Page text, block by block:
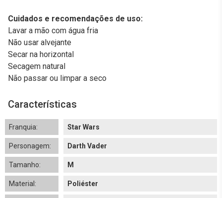
Cuidados e recomendações de uso:
Lavar a mão com água fria
Não usar alvejante
Secar na horizontal
Secagem natural
Não passar ou limpar a seco
Características
Franquia: Star Wars
Personagem: Darth Vader
Tamanho: M
Material: Poliéster